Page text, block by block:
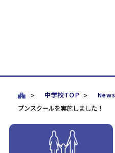
中学校TOP News
プンスクールを実施しました！